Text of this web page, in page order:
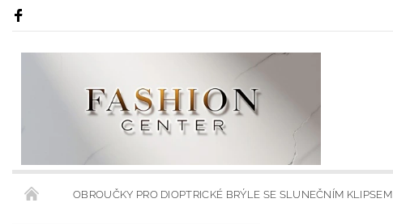
OBROUČKY PRO DIOPTRICKÉ BRÝLE SE SLUNEČNÍM KLIPSEM